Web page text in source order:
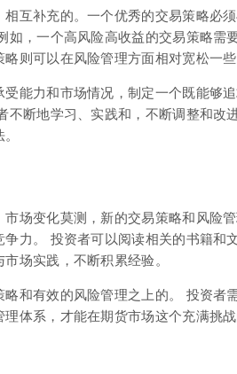
互补充的。一个优秀的交易策略必
，一个高风险高收益的交易策略需
则可以在风险管理方面相对宽松一些
能力和市场情况，制定一个既能够
断地学习、实践和，不断调整和改
场变化莫测，新的交易策略和风险
力。 投资者可以阅读相关的书籍和
场实践，不断积累经验。
和有效的风险管理之上的。 投资者
体系，才能在期货市场这个充满挑